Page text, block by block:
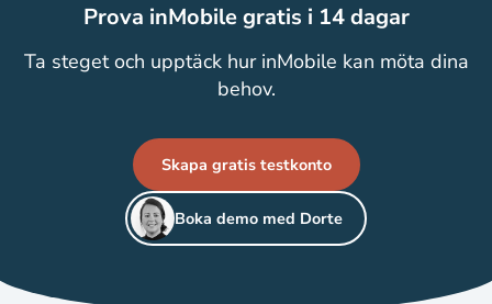
Prova inMobile gratis i 14 dagar
Ta steget och upptäck hur inMobile kan möta dina
behov.
Skapa gratis testkonto
Boka demo med Dorte